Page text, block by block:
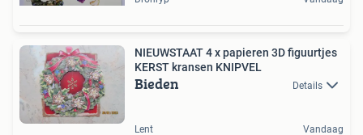
NIEUWSTAAT 4 x papieren 3D figuurtjes
KERST kransen KNIPVEL
Bieden Details
Lent Vandaag